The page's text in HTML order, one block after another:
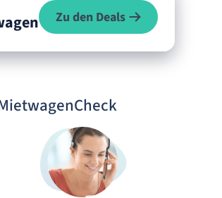
Zu den Deals